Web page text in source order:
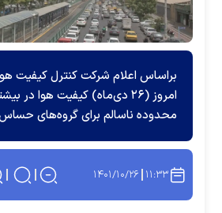
براساس اعلام شرکت کنترل کیفیت
امروز (۲۶ دی‌ماه) کیفیت هوا در
محدوده ناسالم برای گروه‌های
۱۱:۳۳ ۱۴۰۱/۱۰/۲۶